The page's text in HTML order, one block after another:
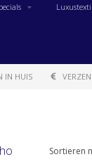
IN HUIS
Sortieren